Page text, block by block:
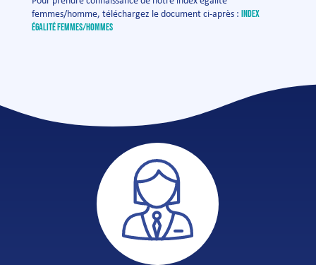
femmes/homme, téléchargez le document ci-après : index
égalité femmes/hommes